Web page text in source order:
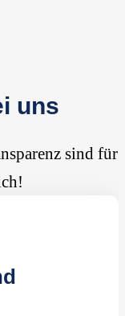
uns
sind für